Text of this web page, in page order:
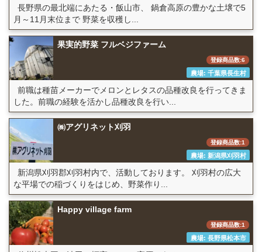
長野県の最北端にあたる・飯山市、 鍋倉高原の豊かな土壌で5
月～11月末位まで 野菜を収穫し...
果実的野菜 フルベジファーム
登録商品数:6
農場: 千葉県長生村
前職は種苗メーカーでメロンとレタスの品種改良を行ってきま
した。前職の経験を活かし品種改良を行い...
㈱アグリネット刈羽
登録商品数:1
農場: 新潟県刈羽村
新潟県刈羽郡刈羽村内で、活動しております。 刈羽村の広大
な平場での稲づくりをはじめ、野菜作り...
Happy village farm
登録商品数:1
農場: 長野県松本市